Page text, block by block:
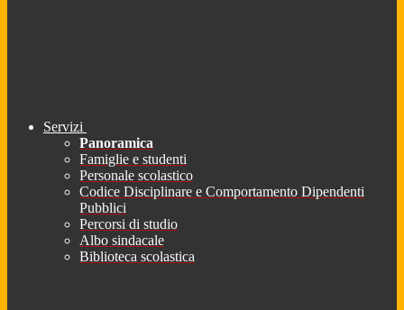
Servizi
Panoramica
Famiglie e studenti
Personale scolastico
Codice Disciplinare e Comportamento Dipendenti
Pubblici
Percorsi di studio
Albo sindacale
Biblioteca scolastica